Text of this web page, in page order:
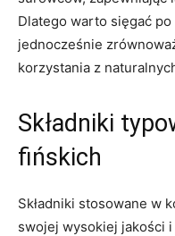
Dlatego warto sięgać
jednocześnie
korzystania z
Składniki
fińskich
Składniki stosowane w
swojej wysokiej jakości